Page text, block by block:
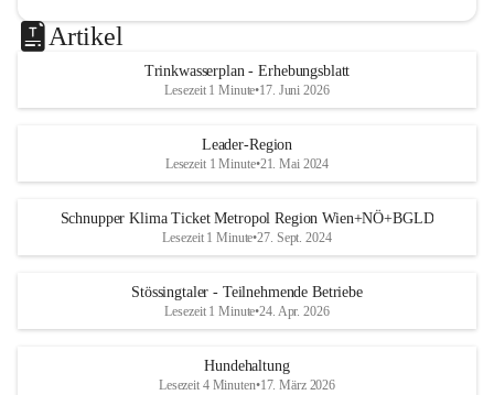
Artikel
Trinkwasserplan - Erhebungsblatt
Lesezeit 1 Minute•17. Juni 2026
Leader-Region
Lesezeit 1 Minute•21. Mai 2024
Schnupper Klima Ticket Metropol Region Wien+NÖ+BGLD
Lesezeit 1 Minute•27. Sept. 2024
Stössingtaler - Teilnehmende Betriebe
Lesezeit 1 Minute•24. Apr. 2026
Hundehaltung
Lesezeit 4 Minuten•17. März 2026